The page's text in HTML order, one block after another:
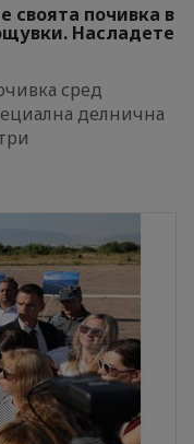
своята почивка в
Насладете
сред
делнична